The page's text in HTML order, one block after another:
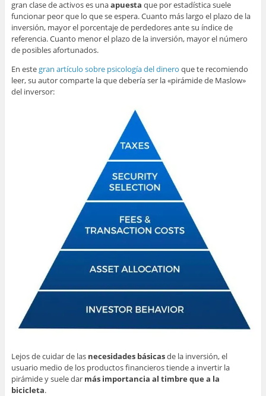
gran clase de activos es unaapuesta que por estadística suele
funcionar peor que lo que se espera. Cuanto más largo el plazo de la
inversión, mayor el porcentaje de perdedores ante su índice de
referencia. Cuanto menor el plazo de la inversión, mayor el número
de posibles afortunados.
En estegran artículo sobre psicología del dinero que te recomiendo
leer, su autor comparte la que debería ser la «pirámide de Maslow»
del inversor:
Lejos de cuidar de las necesidades básicasde la inversión, el
usuario medio de los productos financieros tiende a invertir la
pirámide y suele dar más importancia al timbre que a la
bicicleta.